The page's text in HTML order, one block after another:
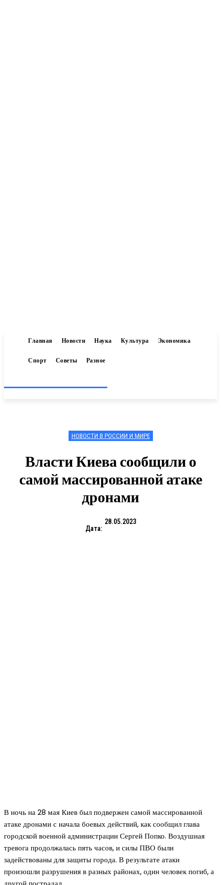
Главная Новости Наука Культура Экономика
Спорт Советы Разное
НОВОСТИ В РОССИИ И МИРЕ
Власти Киева сообщили о
самой массированной атаке
дронами
Дата:
28.05.2023
В ночь на 28 мая Киев был подвержен самой массированной
атаке дронами с начала боевых действий, как сообщил глава
городской военной администрации Сергей Попко. Воздушная
тревога продолжалась пять часов, и силы ПВО были
задействованы для защиты города. В результате атаки
произошли разрушения в разных районах, один человек погиб, а